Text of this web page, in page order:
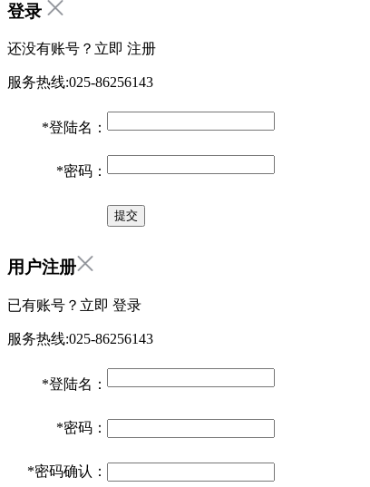
登录
还没有账号？立即 注册
服务热线:025-86256143
*登陆名：
*密码：
用户注册
已有账号？立即 登录
服务热线:025-86256143
*登陆名：
*密码：
*密码确认：